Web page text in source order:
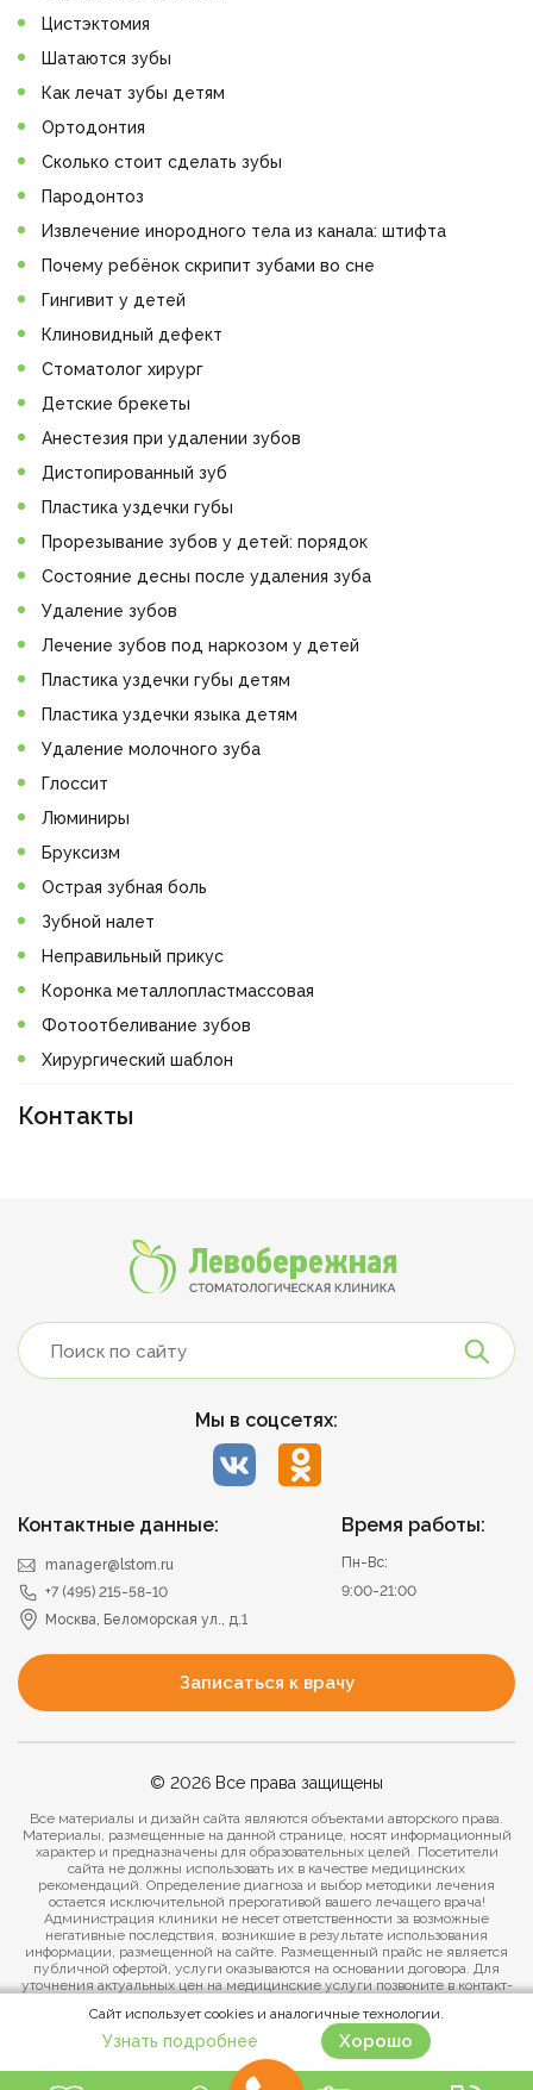
Цистэктомия
Шатаются зубы
Как лечат зубы детям
Ортодонтия
Сколько стоит сделать зубы
Пародонтоз
Извлечение инородного тела из канала: штифта
Почему ребёнок скрипит зубами во сне
Гингивит у детей
Клиновидный дефект
Стоматолог хирург
Детские брекеты
Анестезия при удалении зубов
Дистопированный зуб
Пластика уздечки губы
Прорезывание зубов у детей: порядок
Состояние десны после удаления зуба
Удаление зубов
Лечение зубов под наркозом у детей
Пластика уздечки губы детям
Пластика уздечки языка детям
Удаление молочного зуба
Глоссит
Люминиры
Бруксизм
Острая зубная боль
Зубной налет
Неправильный прикус
Коронка металлопластмассовая
Фотоотбеливание зубов
Хирургический шаблон
Контакты
Время работы:
Пн-Вс:
9:00-21:00
Контактные данные:
manager@lstom.ru
+7 (495) 215-58-10
Москва, Беломорская ул., д.1
Мы в соцсетях:
Записаться к врачу
© 2026 Все права защищены
Все материалы и дизайн сайта являются объектами авторского права.
Материалы, размещенные на данной странице, носят информационный
характер и предназначены для образовательных целей. Посетители
сайта не должны использовать их в качестве медицинских
рекомендаций. Определение диагноза и выбор методики лечения
остается исключительной прерогативой вашего лечащего врача!
Администрация клиники не несет ответственности за возможные
негативные последствия, возникшие в результате использования
информации, размещенной на сайте. Размещенный прайс не является
публичной офертой, услуги оказываются на основании договора. Для
уточнения актуальных цен на медицинские услуги позвоните в контакт-
Политика конфиденциальности
Сайт использует cookies и аналогичные технологии.
Узнать подробнее Хорошо